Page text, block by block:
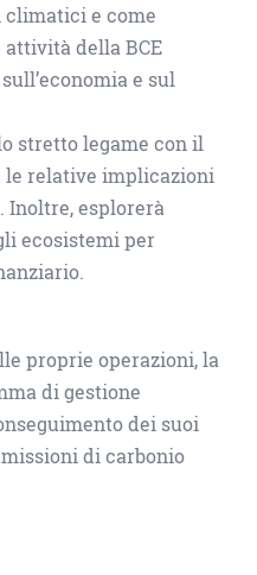
e come
della BCE
e sul
stretto legame con il
le relative implicazioni
Inoltre, esplorerà
ecosistemi per
proprie operazioni, la
di gestione
dei suoi
di carbonio